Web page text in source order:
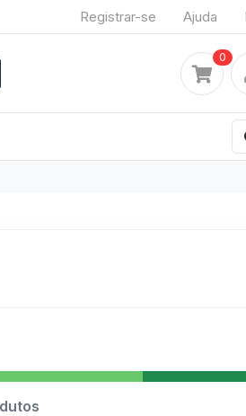
Registrar-se Ajuda
0